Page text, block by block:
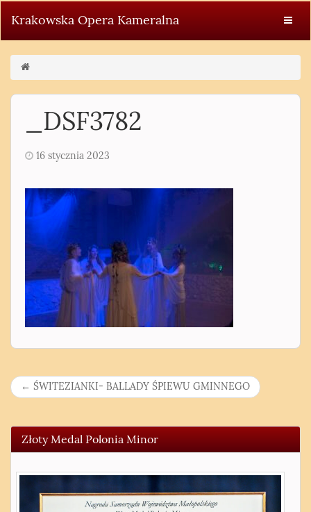
Krakowska Opera Kameralna
_DSF3782
16 stycznia 2023
N
w
i
← ŚWITEZIANKI- BALLADY ŚPIEWU GMINNEGO
Złoty Medal Polonia Minor